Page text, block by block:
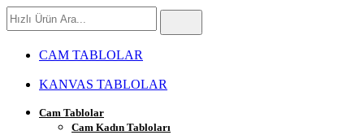
Hızlı
Ürün
CAM TABLOLAR
KANVAS TABLOLAR
Cam Tablolar
Cam Kadın Tabloları